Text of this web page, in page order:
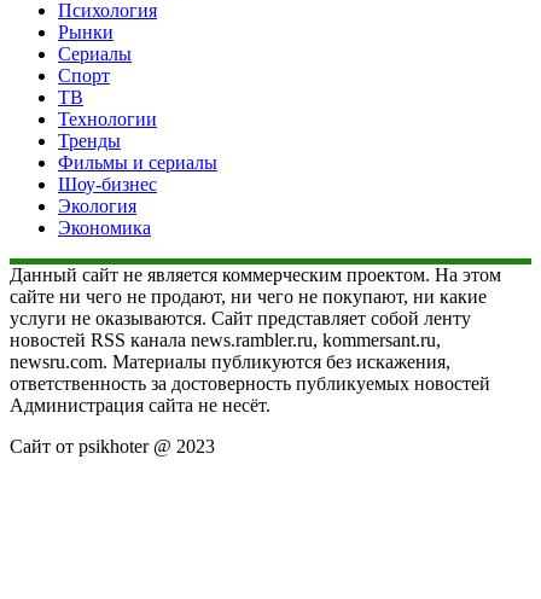
Психология
Рынки
Сериалы
Спорт
ТВ
Технологии
Тренды
Фильмы и сериалы
Шоу-бизнес
Экология
Экономика
Данный сайт не является коммерческим проектом. На этом
сайте ни чего не продают, ни чего не покупают, ни какие
услуги не оказываются. Сайт представляет собой ленту
новостей RSS канала news.rambler.ru, kommersant.ru,
newsru.com. Материалы публикуются без искажения,
ответственность за достоверность публикуемых новостей
Администрация сайта не несёт.
Сайт от psikhoter @ 2023